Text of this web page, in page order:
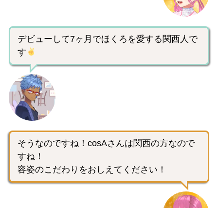
デビューして7ヶ月でほくろを愛する関西人で
す
そうなのですね！cosAさんは関西の方なので
すね！
容姿のこだわりをおしえてください！